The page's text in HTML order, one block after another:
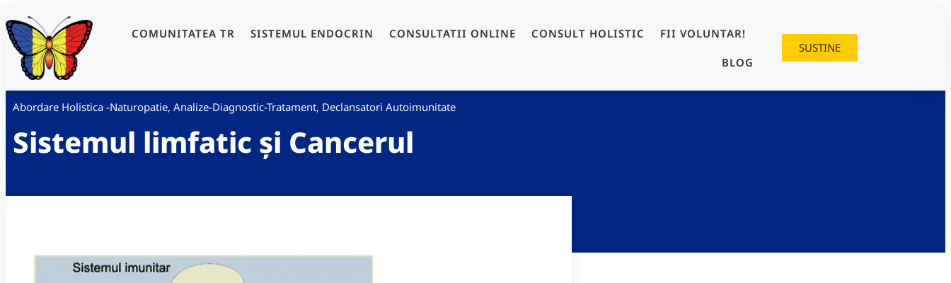
COMUNITATEA TR SISTEMUL ENDOCRIN CONSULTATII ONLINE CONSULT HOLISTIC FII VOLUNTAR!
BLOG
SUSTINE
Abordare Holistica -Naturopatie, Analize-Diagnostic-Tratament, Declansatori Autoimunitate
Sistemul limfatic și Cancerul